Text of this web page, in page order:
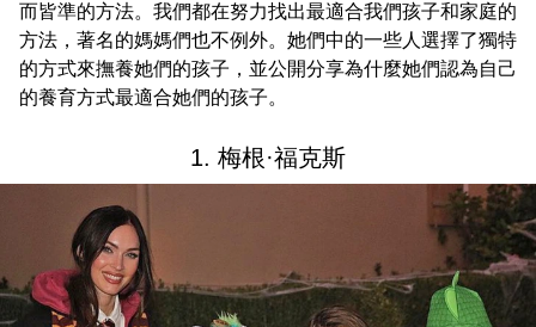
而皆準的方法。我們都在努力找出最適合我們孩子和家庭的
方法，著名的媽媽們也不例外。她們中的一些人選擇了獨特
的方式來撫養她們的孩子，並公開分享為什麼她們認為自己
的養育方式最適合她們的孩子。
1. 梅根·福克斯